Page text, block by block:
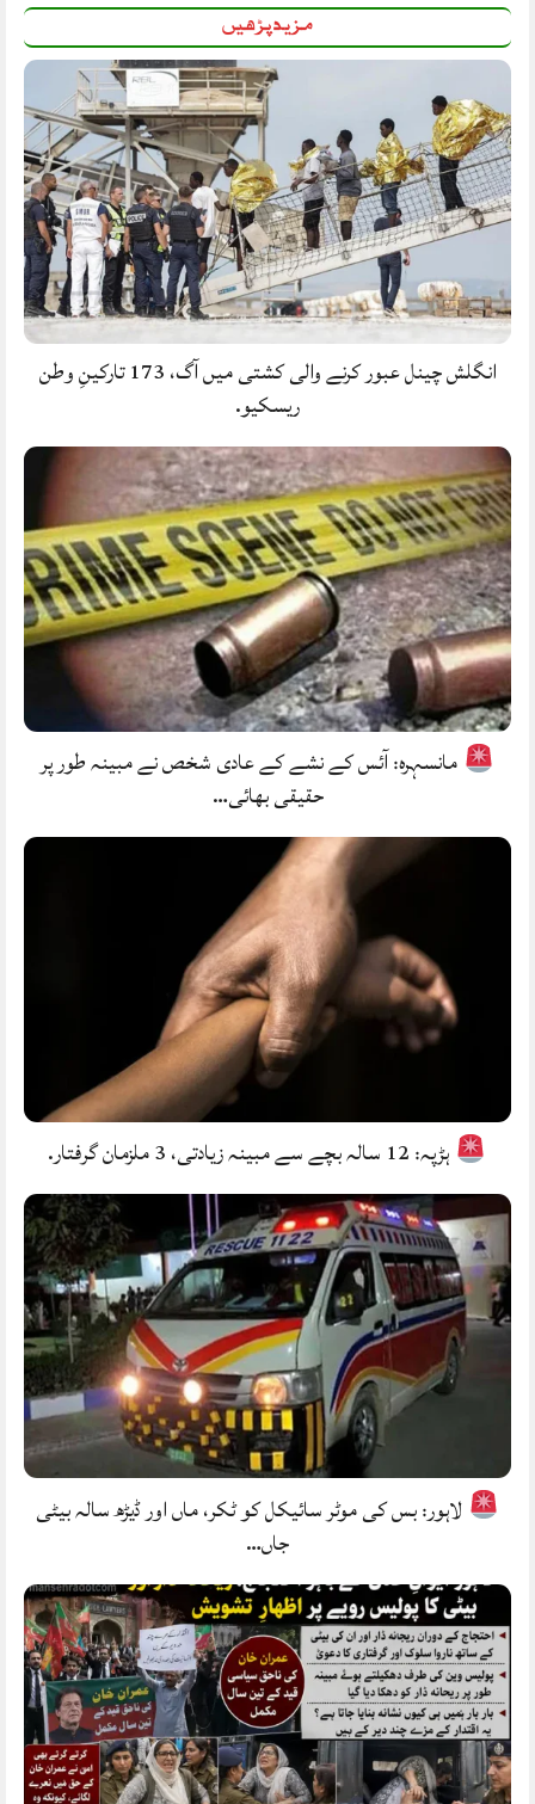
مزید پڑھیں
انگلش چینل عبور کرنے والی کشتی میں آگ، 173 تارکینِ وطن
ریسکیو.
مانسہرہ: آئس کے نشے کے عادی شخص نے مبینہ طور پر
حقیقی بھائی…
ہڑپہ: 12 سالہ بچے سے مبینہ زیادتی، 3 ملزمان گرفتار.
لاہور: بس کی موٹر سائیکل کو ٹکر، ماں اور ڈیڑھ سالہ بیٹی
جاں…